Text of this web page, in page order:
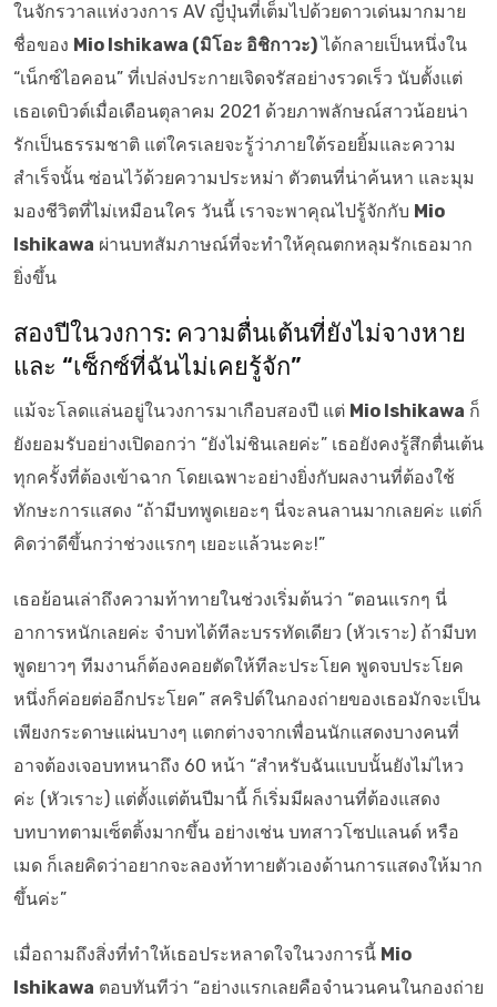
ในจักรวาลแห่งวงการ AV ญี่ปุ่นที่เต็มไปด้วยดาวเด่นมากมาย
ชื่อของ Mio Ishikawa (มิโอะ อิชิกาวะ)ได้กลายเป็นหนึ่งใน
“เน็กซ์ไอคอน” ที่เปล่งประกายเจิดจรัสอย่างรวดเร็ว นับตั้งแต่
เธอเดบิวต์เมื่อเดือนตุลาคม 2021 ด้วยภาพลักษณ์สาวน้อยน่า
รักเป็นธรรมชาติ แต่ใครเลยจะรู้ว่าภายใต้รอยยิ้มและความ
สำเร็จนั้น ซ่อนไว้ด้วยความประหม่า ตัวตนที่น่าค้นหา และมุม
มองชีวิตที่ไม่เหมือนใคร วันนี้ เราจะพาคุณไปรู้จักกับ Mio
Ishikawa ผ่านบทสัมภาษณ์ที่จะทำให้คุณตกหลุมรักเธอมาก
ยิ่งขึ้น
สองปีในวงการ: ความตื่นเต้นที่ยังไม่จางหาย
และ “เซ็กซ์ที่ฉันไม่เคยรู้จัก”
แม้จะโลดแล่นอยู่ในวงการมาเกือบสองปี แต่ Mio Ishikawa ก็
ยังยอมรับอย่างเปิดอกว่า “ยังไม่ชินเลยค่ะ” เธอยังคงรู้สึกตื่นเต้น
ทุกครั้งที่ต้องเข้าฉาก โดยเฉพาะอย่างยิ่งกับผลงานที่ต้องใช้
ทักษะการแสดง “ถ้ามีบทพูดเยอะๆ นี่จะลนลานมากเลยค่ะ แต่ก็
คิดว่าดีขึ้นกว่าช่วงแรกๆ เยอะแล้วนะคะ!”
เธอย้อนเล่าถึงความท้าทายในช่วงเริ่มต้นว่า “ตอนแรกๆ นี่
อาการหนักเลยค่ะ จำบทได้ทีละบรรทัดเดียว (หัวเราะ) ถ้ามีบท
พูดยาวๆ ทีมงานก็ต้องคอยตัดให้ทีละประโยค พูดจบประโยค
หนึ่งก็ค่อยต่ออีกประโยค” สคริปต์ในกองถ่ายของเธอมักจะเป็น
เพียงกระดาษแผ่นบางๆ แตกต่างจากเพื่อนนักแสดงบางคนที่
อาจต้องเจอบทหนาถึง 60 หน้า “สำหรับฉันแบบนั้นยังไม่ไหว
ค่ะ (หัวเราะ) แต่ตั้งแต่ต้นปีมานี้ ก็เริ่มมีผลงานที่ต้องแสดง
บทบาทตามเซ็ตติ้งมากขึ้น อย่างเช่น บทสาวโซปแลนด์ หรือ
เมด ก็เลยคิดว่าอยากจะลองท้าทายตัวเองด้านการแสดงให้มาก
ขึ้นค่ะ”
เมื่อถามถึงสิ่งที่ทำให้เธอประหลาดใจในวงการนี้ Mio
Ishikawa ตอบทันทีว่า “อย่างแรกเลยคือจำนวนคนในกองถ่าย